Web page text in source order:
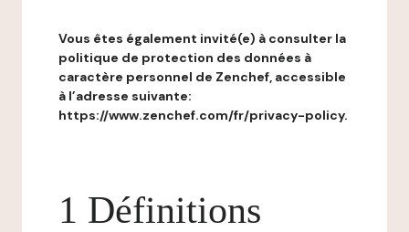
Vous êtes également invité(e) à consulter la
politique de protection des données à
caractère personnel de Zenchef, accessible
à l’adresse suivante:
https://www.zenchef.com/fr/privacy-policy.
1 Définitions